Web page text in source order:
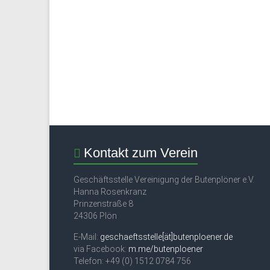
Kontakt zum Verein
Geschäftsstelle Vereinigung der Butenplöner e.V.
Hanna Rosenkranz
Prinzenstraße 8
24306 Plön
E-Mail: geschaeftsstelle[ät]butenploener.de
via Facebook: m.me/butenploener
Telefon: +49 (0) 1512 0784 756